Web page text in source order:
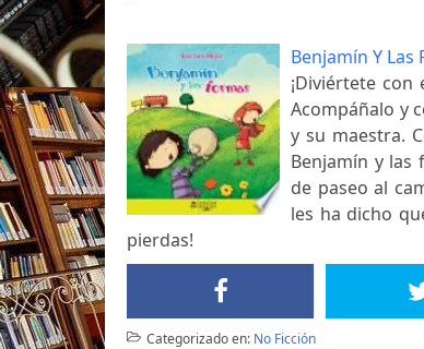
Benjamín Y Las
¡Diviértete
Acompáñalo y
y su maestra.
Benjamín y las
de paseo al
les ha dicho
pierdas!
Categorizado en: No Ficción